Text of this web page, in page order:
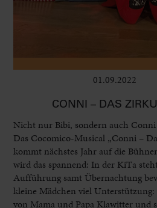
01.09.2022
CONNI – DAS
Nicht nur Bibi, sondern auch
Das Cocomico-Musical „Conni –
kommt nächstes Jahr auf die
wird das spannend: In der KiTa
Aufführung samt Übernachtung
kleine Mädchen viel
von Mama und Papa Klawitter und